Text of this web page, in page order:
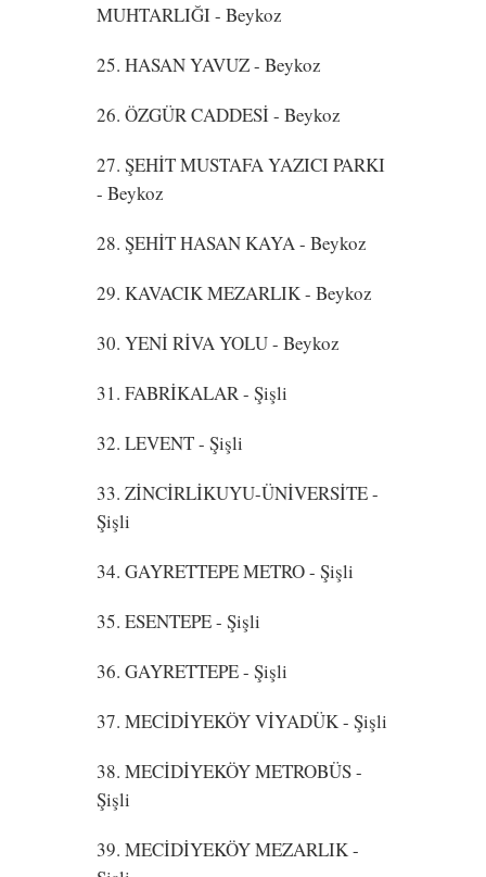
MUHTARLIĞI- Beykoz
25. HASAN YAVUZ- Beykoz
26. ÖZGÜR CADDESİ- Beykoz
27. ŞEHİT MUSTAFA YAZICI PARKI
- Beykoz
28. ŞEHİT HASAN KAYA- Beykoz
29. KAVACIK MEZARLIK- Beykoz
30. YENİ RİVA YOLU- Beykoz
31. FABRİKALAR- Şişli
32. LEVENT- Şişli
33. ZİNCİRLİKUYU-ÜNİVERSİTE-
Şişli
34. GAYRETTEPE METRO- Şişli
35. ESENTEPE- Şişli
36. GAYRETTEPE- Şişli
37. MECİDİYEKÖY VİYADÜK- Şişli
38. MECİDİYEKÖY METROBÜS-
Şişli
39. MECİDİYEKÖY MEZARLIK-